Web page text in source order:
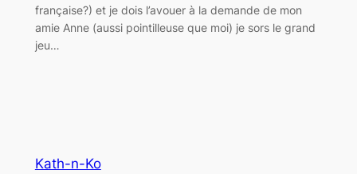
française?) et je dois l’avouer à la demande de mon
amie Anne (aussi pointilleuse que moi) je sors le grand
jeu…
Kath-n-Ko